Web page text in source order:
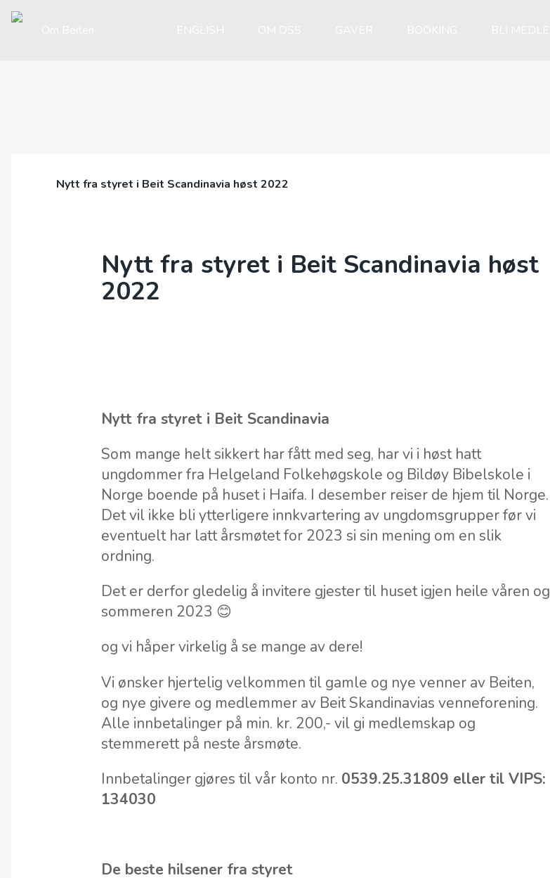
Nytt fra styret i Beit Scandinavia høst 2022
Nytt fra styret i Beit Scandinavia høst
2022
Nytt fra styret i Beit Scandinavia
Som mange helt sikkert har fått med seg, har vi i høst hatt
ungdommer fra Helgeland Folkehøgskole og Bildøy Bibelskole i
Norge boende på huset i Haifa. I desember reiser de hjem til Norge.
Det vil ikke bli ytterligere innkvartering av ungdomsgrupper før vi
eventuelt har latt årsmøtet for 2023 si sin mening om en slik
ordning.
Det er derfor gledelig å invitere gjester til huset igjen heile våren og
sommeren 2023 😊
og vi håper virkelig å se mange av dere!
Vi ønsker hjertelig velkommen til gamle og nye venner av Beiten,
og nye givere og medlemmer av Beit Skandinavias venneforening.
Alle innbetalinger på min. kr. 200,- vil gi medlemskap og
stemmerett på neste årsmøte.
Innbetalinger gjøres til vår konto nr. 0539.25.31809 eller til VIPS:
134030
De beste hilsener fra styret